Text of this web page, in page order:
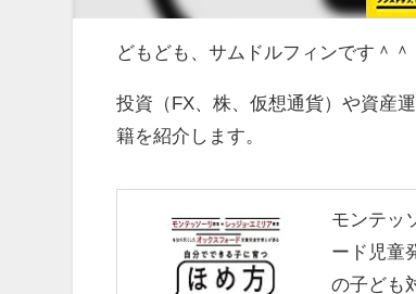
どもども、サムドルフィンです＾＾
投資（FX、株、仮想通貨）や資産
籍を紹介します。
モンテッ
ード児童
の子ども